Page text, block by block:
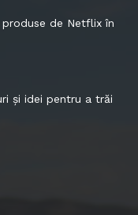
de Netflix în
și idei pentru a trăi